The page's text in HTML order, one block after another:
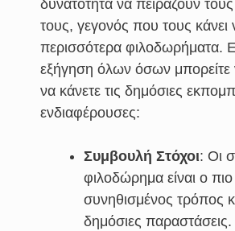
δυνατότητα να πειράζουν
τους, γεγονός που τους κάνει
περισσότερα φιλοδωρήματα.
εξήγηση όλων όσων μπορείτε
να κάνετε τις δημόσιες
ενδιαφέρουσες:
Συμβουλή Στόχοι: Οι
φιλοδώρημα είναι ο πιο
συνηθισμένος τρόπος
δημόσιες